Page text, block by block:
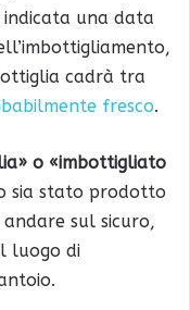
una data
cadrà tra
fresco.
o «imbottigliato
sia stato prodotto
sul sicuro,
luogo di